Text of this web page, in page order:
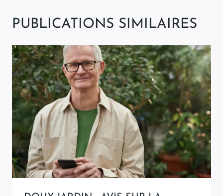
PUBLICATIONS SIMILAIRES